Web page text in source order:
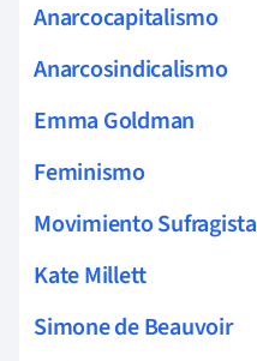
Anarcocapitalismo
Anarcosindicalismo
Emma Goldman
Feminismo
Movimiento Sufragista
Kate Millett
Simone de Beauvoir